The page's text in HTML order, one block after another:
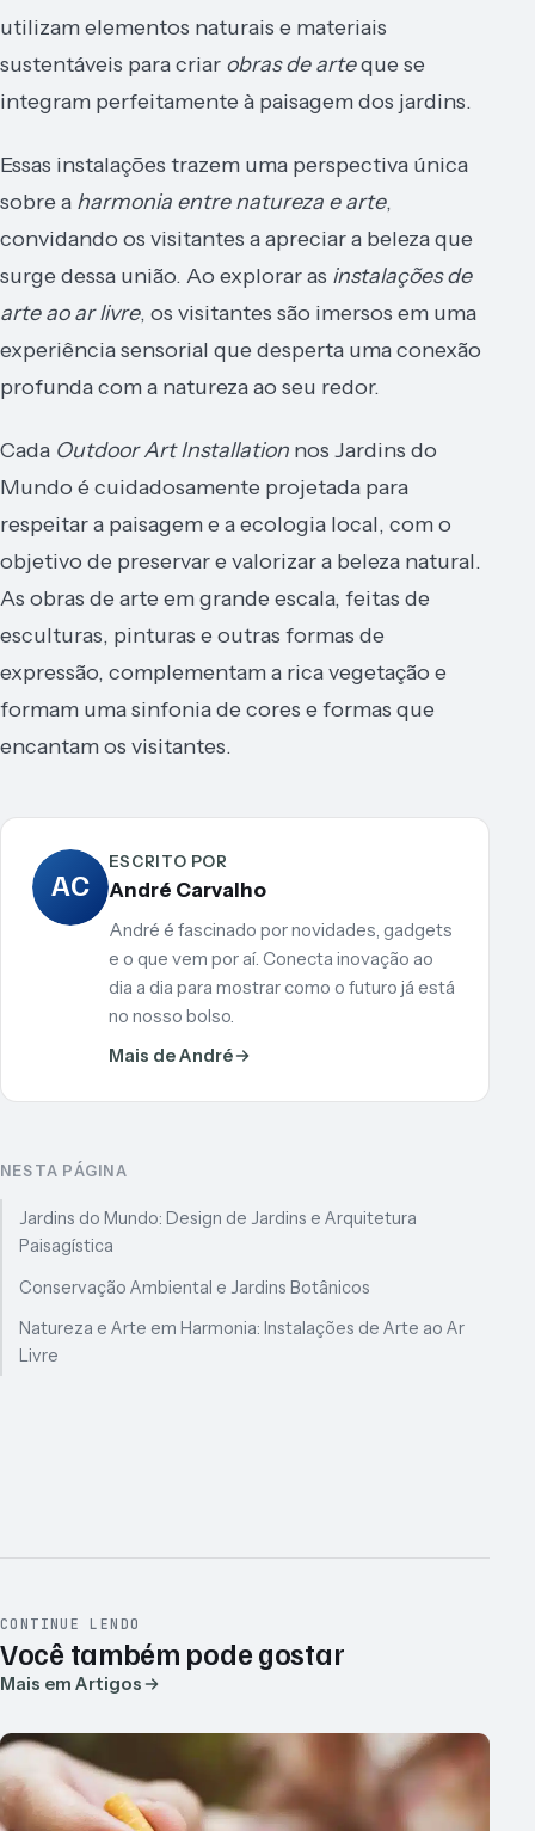
utilizam elementos naturais e materiais
sustentáveis para criar obras de arteque se
integram perfeitamente à paisagem dos jardins.
Essas instalações trazem uma perspectiva única
sobre a harmonia entre natureza e arte,
convidando os visitantes a apreciar a beleza que
surge dessa união. Ao explorar as instalações de
arte ao ar livre, os visitantes são imersos em uma
experiência sensorial que desperta uma conexão
profunda com a natureza ao seu redor.
Cada Outdoor Art Installation nos Jardins do
Mundo é cuidadosamente projetada para
respeitar a paisagem e a ecologia local, com o
objetivo de preservar e valorizar a beleza natural.
As obras de arte em grande escala, feitas de
esculturas, pinturas e outras formas de
expressão, complementam a rica vegetação e
formam uma sinfonia de cores e formas que
encantam os visitantes.
AC
ESCRITO POR
André Carvalho
André é fascinado por novidades, gadgets
e o que vem por aí. Conecta inovação ao
dia a dia para mostrar como o futuro já está
no nosso bolso.
Mais de André
NESTA PÁGINA
Jardins do Mundo: Design de Jardins e Arquitetura
Paisagística
Conservação Ambiental e Jardins Botânicos
Natureza e Arte em Harmonia: Instalações de Arte ao Ar
Livre
CONTINUE LENDO
Você também pode gostar
Mais em Artigos